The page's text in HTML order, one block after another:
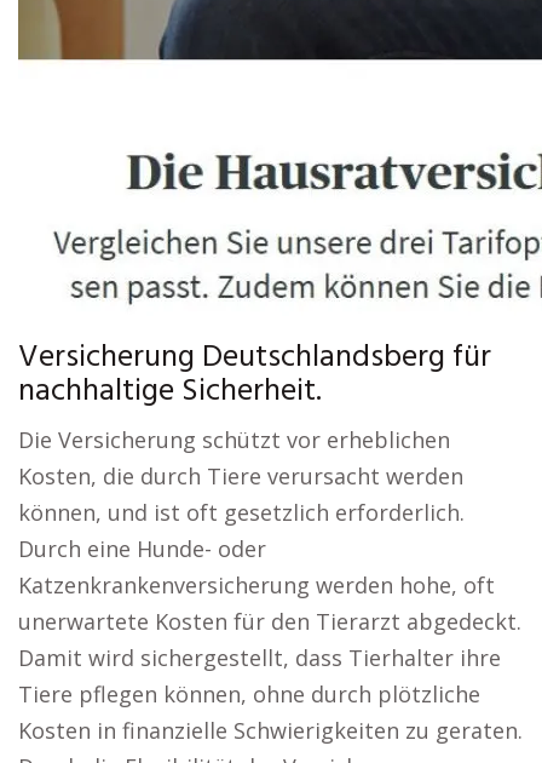
Versicherung Deutschlandsberg für
nachhaltige Sicherheit.
Die Versicherung schützt vor erheblichen
Kosten, die durch Tiere verursacht werden
können, und ist oft gesetzlich erforderlich.
Durch eine Hunde- oder
Katzenkrankenversicherung werden hohe, oft
unerwartete Kosten für den Tierarzt abgedeckt.
Damit wird sichergestellt, dass Tierhalter ihre
Tiere pflegen können, ohne durch plötzliche
Kosten in finanzielle Schwierigkeiten zu geraten.